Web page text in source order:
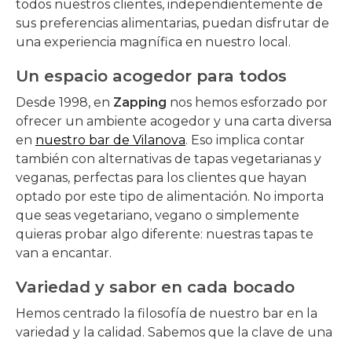
todos nuestros clientes, independientemente de
sus preferencias alimentarias, puedan disfrutar de
una experiencia magnífica en nuestro local.
Un espacio acogedor para todos
Desde 1998, en Zapping nos hemos esforzado por
ofrecer un ambiente acogedor y una carta diversa
en nuestro bar de Vilanova. Eso implica contar
también con alternativas de tapas vegetarianas y
veganas, perfectas para los clientes que hayan
optado por este tipo de alimentación. No importa
que seas vegetariano, vegano o simplemente
quieras probar algo diferente: nuestras tapas te
van a encantar.
Variedad y sabor en cada bocado
Hemos centrado la filosofía de nuestro bar en la
variedad y la calidad. Sabemos que la clave de una